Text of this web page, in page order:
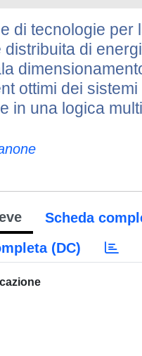
di tecnologie per
distribuita di
ottimi dei sistemi
in una logica
Scheda
(DC)